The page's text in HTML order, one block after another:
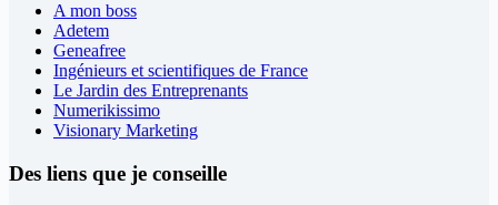
A mon boss
Adetem
Geneafree
Ingénieurs et scientifiques de France
Le Jardin des Entreprenants
Numerikissimo
Visionary Marketing
Des liens que je conseille